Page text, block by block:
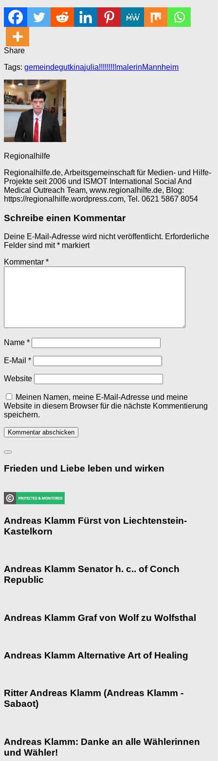
Share
Tags: gemeindegutkinajulia!!!!!!!!!malerinMannheim
Regionalhilfe
Regionalhilfe.de, Arbeitsgemeinschaft für Medien- und Hilfe-
Projekte seit 2006 und ISMOT International Social And
Medical Outreach Team, www.regionalhilfe.de, Blog:
https://regionalhilfe.wordpress.com, Tel. 0621 5867 8054
Schreibe einen Kommentar
Deine E-Mail-Adresse wird nicht veröffentlicht. Erforderliche
Felder sind mit* markiert
Kommentar *
Name *
E-Mail *
Website
Meinen Namen, meine E-Mail-Adresse und meine
Website in diesem Browser für die nächste Kommentierung
speichern.
Frieden und Liebe leben und wirken
Andreas Klamm Fürst von Liechtenstein-
Kastelkorn
Andreas Klamm Senator h. c.. of Conch
Republic
Andreas Klamm Graf von Wolf zu Wolfsthal
Andreas Klamm Alternative Art of Healing
Ritter Andreas Klamm (Andreas Klamm -
Sabaot)
Andreas Klamm: Danke an alle Wählerinnen
und Wähler!